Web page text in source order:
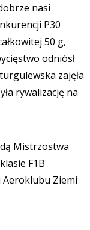
nasi
P30
50 g,
odniósł
zajęła
rywalizację na
Mistrzostwa
F1B
Ziemi